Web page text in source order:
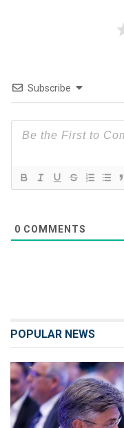
Subscribe
0 COMMENTS
POPULAR NEWS